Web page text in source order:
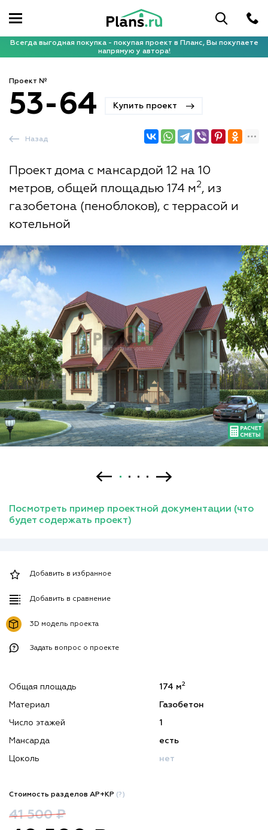
Всегда выгодная покупка - покупая проект в Планс, Вы покупаете
напрямую у автора!
Проект №
53-64 Купить проект
Проект дома с мансардой 12 на 10
метров, общей площадью 174 м2, из
газобетона (пеноблоков), с террасой и
котельной
Назад
Посмотреть пример проектной документации (что
будет содержать проект)
Добавить в избранное
Добавить в сравнение
3D модель проекта
Задать вопрос о проекте
Общая площадь 174 м2
Материал Газобетон
Число этажей 1
Мансарда есть
Цоколь нет
Стоимость разделов АР+КР (?)
41 500 ₽